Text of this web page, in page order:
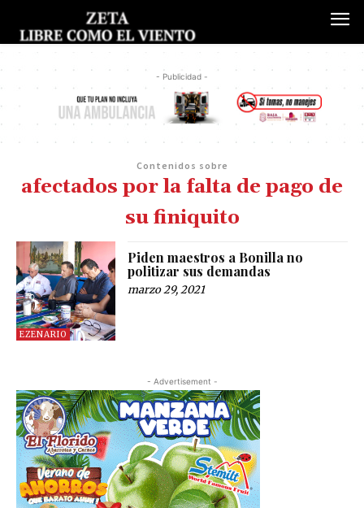
- Publicidad -
Contenidos sobre
afectados por la falta de pago de
su finiquito
EZENARIO
Piden maestros a Bonilla no
politizar sus demandas
marzo 29, 2021
- Advertisement -